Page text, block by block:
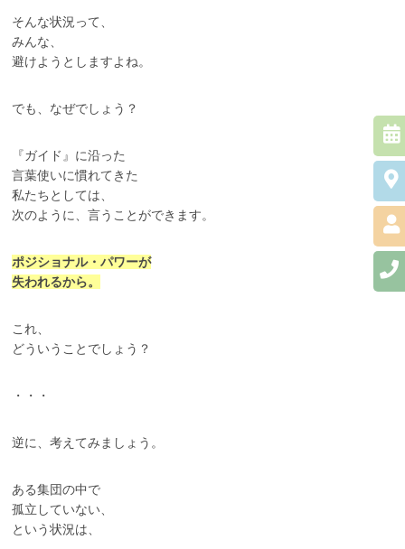
そんな状況って、
みんな、
避けようとしますよね。
でも、なぜでしょう？
『ガイド』に沿った
言葉使いに慣れてきた
私たちとしては、
次のように、言うことができます。
ポジショナル・パワーが
失われるから。
これ、
どういうことでしょう？
・・・
逆に、考えてみましょう。
ある集団の中で
孤立していない、
という状況は、